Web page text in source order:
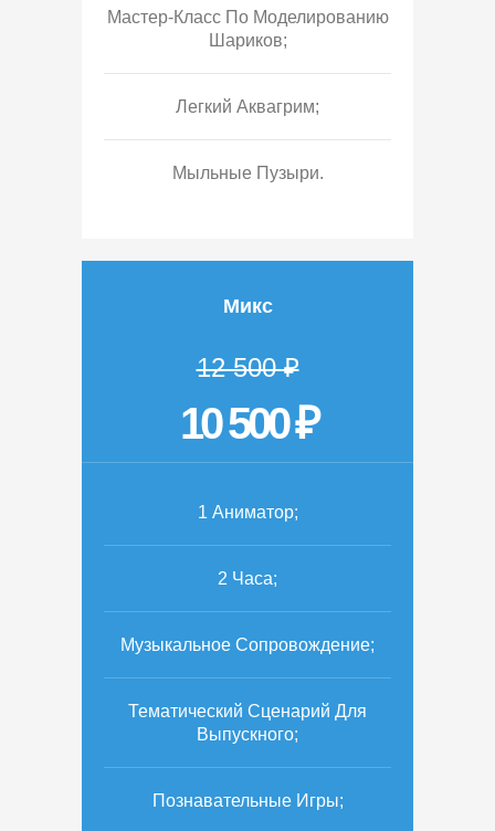
Мастер-Класс По Моделированию
Шариков;
Легкий Аквагрим;
Мыльные Пузыри.
Микс
12 500 ₽
10 500 ₽
1 Аниматор;
2 Часа;
Музыкальное Сопровождение;
Тематический Сценарий Для
Выпускного;
Познавательные Игры;